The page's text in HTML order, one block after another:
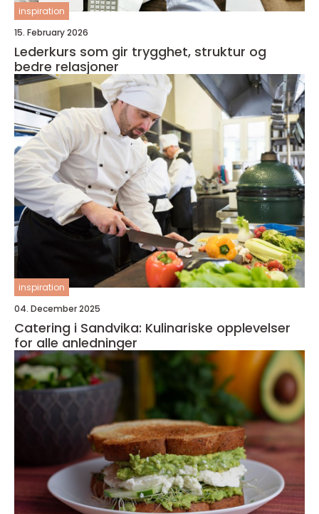
inspiration
15. February 2026
Lederkurs som gir trygghet, struktur og
bedre relasjoner
inspiration
04. December 2025
Catering i Sandvika: Kulinariske opplevelser
for alle anledninger